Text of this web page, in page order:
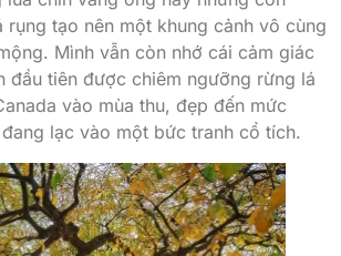
rụng tạo nên một khung cảnh vô cùng
Mình vẫn còn nhớ cái cảm giác
đầu tiên được chiêm ngưỡng rừng lá
vào mùa thu, đẹp đến mức
lạc vào một bức tranh cổ tích.